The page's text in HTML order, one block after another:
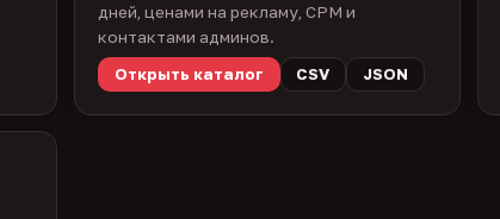
дней, ценами на рекламу, CPM и
контактами админов.
Открыть каталог
CSV JSON